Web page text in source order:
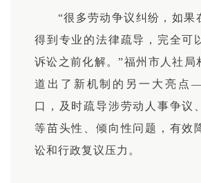
“很多劳动争议纠纷，如果
得到专业的法律疏导，完全可
诉讼之前化解。”福州市人社局
道出了新机制的另一大亮点
口，及时疏导涉劳动人事争议
等苗头性、倾向性问题，有效
讼和行政复议压力。